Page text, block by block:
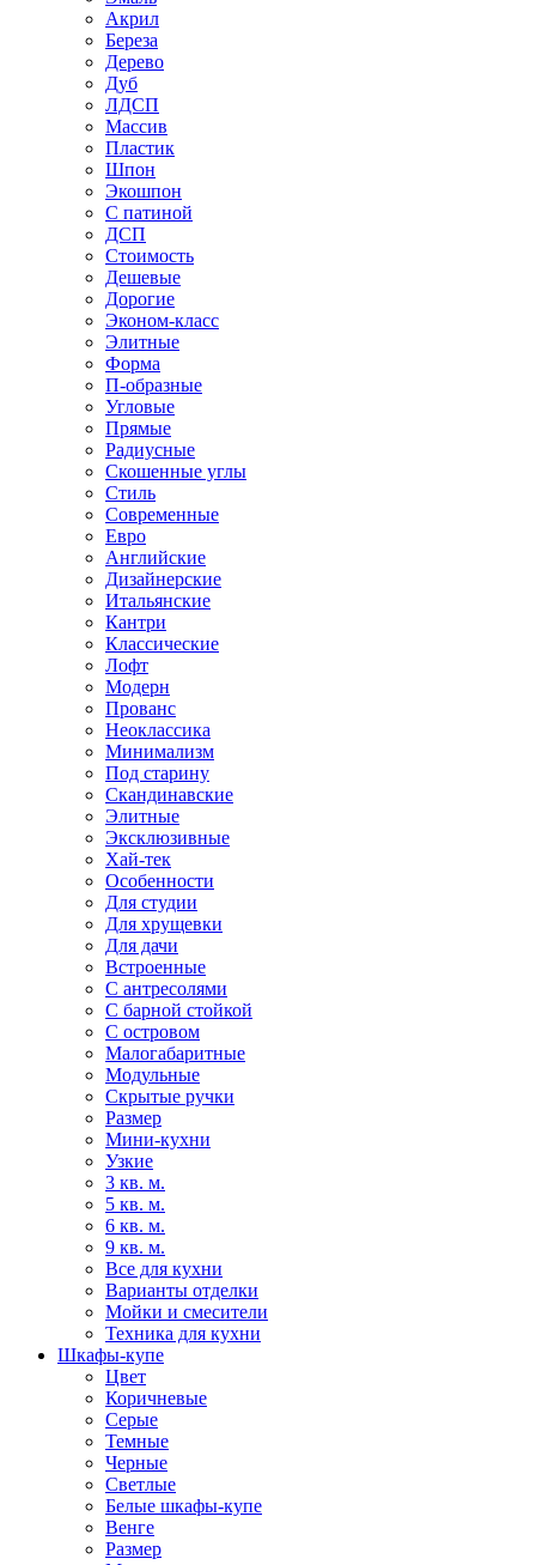
Акрил
Береза
Дерево
Дуб
ЛДСП
Массив
Пластик
Шпон
Экошпон
С патиной
ДСП
Стоимость
Дешевые
Дорогие
Эконом-класс
Элитные
Форма
П-образные
Угловые
Прямые
Радиусные
Скошенные углы
Стиль
Современные
Евро
Английские
Дизайнерские
Итальянские
Кантри
Классические
Лофт
Модерн
Прованс
Неоклассика
Минимализм
Под старину
Скандинавские
Элитные
Эксклюзивные
Хай-тек
Особенности
Для студии
Для хрущевки
Для дачи
Встроенные
С антресолями
С барной стойкой
С островом
Малогабаритные
Модульные
Скрытые ручки
Размер
Мини-кухни
Узкие
3 кв. м.
5 кв. м.
6 кв. м.
9 кв. м.
Все для кухни
Варианты отделки
Мойки и смесители
Техника для кухни
Шкафы-купе
Цвет
Коричневые
Серые
Темные
Черные
Светлые
Белые шкафы-купе
Венге
Размер